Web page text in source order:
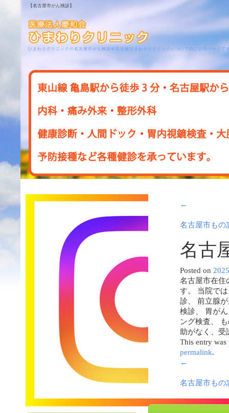
【名古屋市がん検診】
ひまわりクリニックの名古屋市がん検診＠名古屋ひまわりクリニックについてのご説明ページで
←
名古屋市もの
名古
Posted on
名古屋市在住
す。 当院で
診、 前立腺
検診、 胃が
ング検査、
助がなく、受
This entry
permalink.
←
名古屋市もの